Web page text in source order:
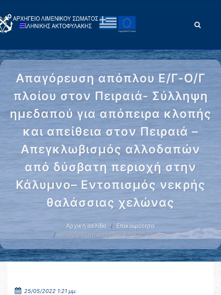
Απαγόρευση απόπλου Ε/Γ-Ο/Γ
πλοίου στον Πειραιά- Σύλληψη
ημεδαπού για απόπειρα κλοπής
και απείθεια στον Πειραιά –
Απεγκλωβισμός αλλοδαπών
από δύσβατη περιοχή στην
Κάλυμνο– Εντοπισμός νεκρής
θαλάσσιας χελώνας
Αρχική σελίδα
Επικαιρότητα
Απαγόρευση απόπλου Ε/Γ-Ο/Γ πλοίου …
25/05/2022 1:21 μμ.